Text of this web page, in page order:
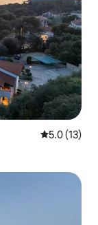
從 13 則評
5.0 (13)